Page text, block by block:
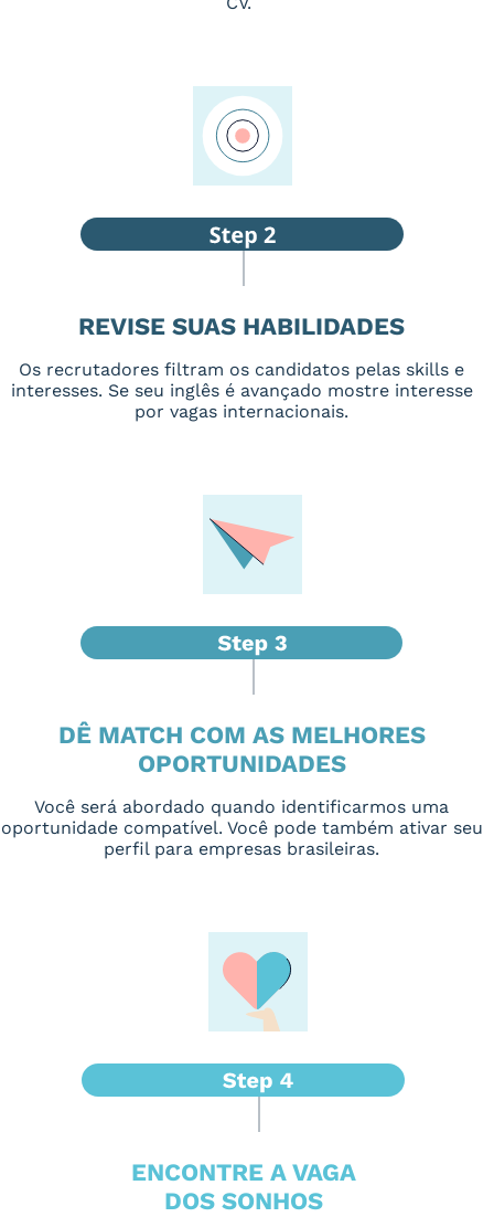
REVISE SUAS HABILIDADES
Os recrutadores filtram os candidatos pelas skills e
interesses. Se seu inglês é avançado mostre interesse
por vagas internacionais.
DÊ MATCH COM AS MELHORES
OPORTUNIDADES
Você será abordado quando identificarmos uma
oportunidade compatível. Você pode também ativar seu
perfil para empresas brasileiras.
ENCONTRE A VAGA
DOS SONHOS